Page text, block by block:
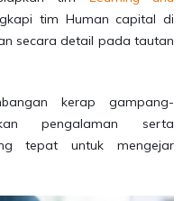
tim Human capital di
secara detail pada tautan
kerap gampang-
pengalaman serta
tepat untuk mengejar